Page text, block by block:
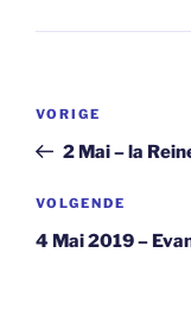
Vorig
bericht
VORIGE
2 Mai – la
Volgend
bericht
VOLGENDE
4 Mai 2019 –